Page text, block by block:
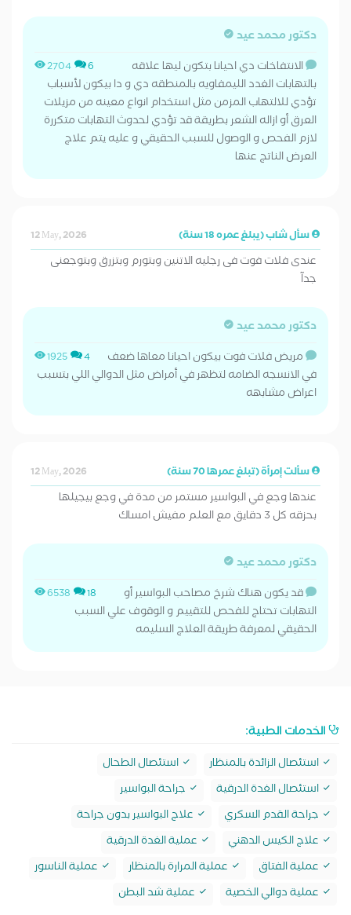
دكتور محمد عيد
2704 6
الانتفاخات دي احيانا بتكون ليها علاقه
بالتهابات الغدد الليمفاويه بالمنطقه دي و دا بيكون لأسباب
تؤدي للالتهاب المزمن مثل استخدام انواع معينه من مزيلات
العرق أو ازاله الشعر بطريقة قد تؤدي لحدوث التهابات متكررة
لازم الفحص و الوصول للسبب الحقيقي و عليه يتم علاج
العرض الناتج عنها
سأل شاب (يبلغ عمره 18 سنة) 12 May, 2026
عندى فلات فوت فى رجليه الاتنين وبتورم وبتزرق وبتوجعنى
جدآ
دكتور محمد عيد
1925 4
مريض فلات فوت بيكون احيانا معاها ضعف
في الانسجه الضامه لتظهر في أمراض مثل الدوالي اللي بتسبب
اعراض مشابهه
سألت إمرأة (تبلغ عمرها 70 سنة) 12 May, 2026
عندها وجع في البواسير مستمر من مدة في وجع بيجيلها
بحزقه كل 3 دقايق مع العلم مفيش امساك
دكتور محمد عيد
6538 18
قد يكون هناك شرخ مصاحب البواسير أو
التهابات تحتاج للفحص للتقييم و الوقوف علي السبب
الحقيقي لمعرفة طريقة العلاج السليمه
الخدمات الطبية:
استئصال الزائدة بالمنظار
استئصال الطحال
استئصال الغدة الدرقية
جراحة البواسير
جراحة القدم السكري
علاج البواسير بدون جراحة
علاج الكيس الدهني
عملية الغدة الدرقية
عملية الفتاق
عملية المرارة بالمنظار
عملية الناسور
عملية دوالي الخصية
عملية شد البطن